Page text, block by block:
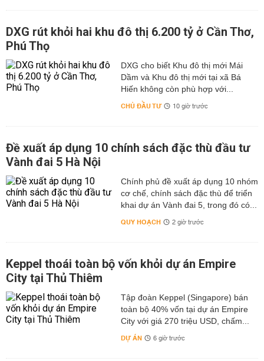
DXG rút khỏi hai khu đô thị 6.200 tỷ ở Cần Thơ,
Phú Thọ
DXG cho biết Khu đô thị mới Mái
Dầm và Khu đô thị mới tại xã Bá
Hiến không còn phù hợp với...
CHỦ ĐẦU TƯ 10 giờ trước
Đề xuất áp dụng 10 chính sách đặc thù đầu tư
Vành đai 5 Hà Nội
Chính phủ đề xuất áp dụng 10 nhóm
cơ chế, chính sách đặc thù để triển
khai dự án Vành đai 5, trong đó có...
QUY HOẠCH 2 giờ trước
Keppel thoái toàn bộ vốn khỏi dự án Empire
City tại Thủ Thiêm
Tập đoàn Keppel (Singapore) bán
toàn bộ 40% vốn tại dự án Empire
City với giá 270 triệu USD, chấm...
DỰ ÁN 6 giờ trước